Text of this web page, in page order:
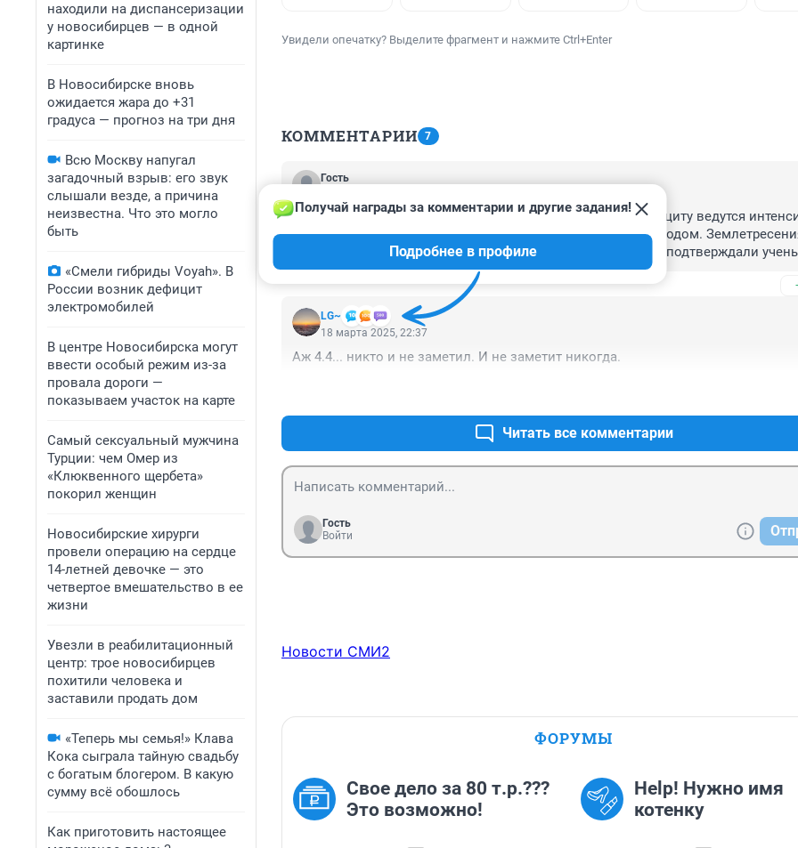
находили на диспансеризации
у новосибирцев — в одной
картинке
В Новосибирске вновь
ожидается жара до +31
градуса — прогноз на три дня
Всю Москву напугал
загадочный взрыв: его звук
слышали везде, а причина
неизвестна. Что это могло
быть
«Смели гибриды Voyah». В
России возник дефицит
электромобилей
В центре Новосибирска могут
ввести особый режим из-за
провала дороги —
показываем участок на карте
Самый сексуальный мужчина
Турции: чем Омер из
«Клюквенного щербета»
покорил женщин
Новосибирские хирурги
провели операцию на сердце
14-летней девочке — это
четвертое вмешательство в ее
жизни
Увезли в реабилитационный
центр: трое новосибирцев
похитили человека и
заставили продать дом
«Теперь мы семья!» Клава
Кока сыграла тайную свадьбу
с богатым блогером. В какую
сумму всё обошлось
Как приготовить настоящее
Увидели опечатку? Выделите фрагмент и нажмите Ctrl+Enter
КОММЕНТАРИИ 7
Гость
На карьере восточный принадлежащий сибирскому антрациту ведутся
работы по добыче полезных ископаемых варварским методом.
происходят из за смещения пластов руды. Это уже не раз подтверждали
информации полно в инете, новые хозяева сибирского антрацита из Арминии с
пропиской в Москве хорошие друзья господина травникова которые дает им
отличную опеку.
LG~
Получай награды за комментарии и другие задания!
Подробнее в профиле
18 марта 2025, 22:37
Аж 4.4... никто и не заметил. И не заметит никогда.
Читать все комментарии
Гость
Войти
Новости СМИ2
ФОРУМЫ
Свое дело за 80 т.р.???
Это возможно!
Help! Нужно имя
котенку